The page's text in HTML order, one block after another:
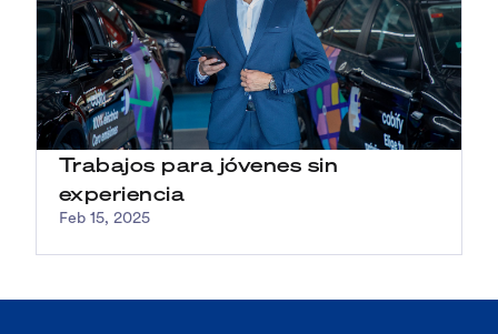
Trabajos para jóvenes sin
experiencia
Feb 15, 2025